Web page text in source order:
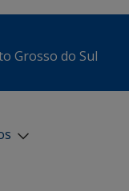
Grosso do Sul